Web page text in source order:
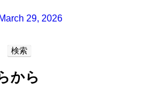
March 29, 2026
検索
から